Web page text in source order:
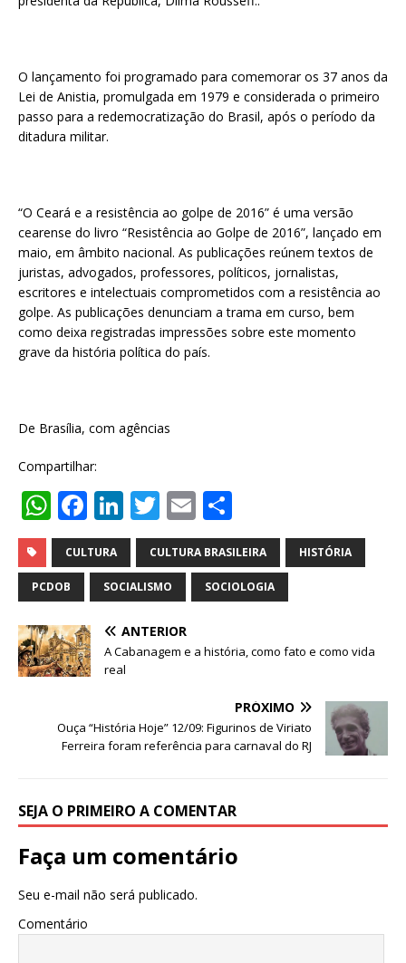
O lançamento foi programado para comemorar os 37 anos da
Lei de Anistia, promulgada em 1979 e considerada o primeiro
passo para a redemocratização do Brasil, após o período da
ditadura militar.
“O Ceará e a resistência ao golpe de 2016” é uma versão
cearense do livro “Resistência ao Golpe de 2016”, lançado em
maio, em âmbito nacional. As publicações reúnem textos de
juristas, advogados, professores, políticos, jornalistas,
escritores e intelectuais comprometidos com a resistência ao
golpe. As publicações denunciam a trama em curso, bem
como deixa registradas impressões sobre este momento
grave da história política do país.
De Brasília, com agências
Compartilhar:
W
h
at
s
A
p
p
F
a
c
e
b
o
o
Li
n
k
e
dI
n
T
w
it
te
r
E
m
ai
l
h
ar
e
CULTURA CULTURA BRASILEIRA HISTÓRIA
PCDOB SOCIALISMO SOCIOLOGIA
ANTERIOR
A Cabanagem e a história, como fato e como vida
real
PRÓXIMO
Ouça “História Hoje” 12/09: Figurinos de Viriato
Ferreira foram referência para carnaval do RJ
SEJA O PRIMEIRO A COMENTAR
Faça um comentário
Seu e-mail não será publicado.
Comentário